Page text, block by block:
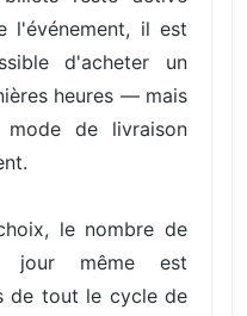
l'événement, il est
d'acheter un
heures — mais
de livraison
le nombre de
jour même est
de tout le cycle de